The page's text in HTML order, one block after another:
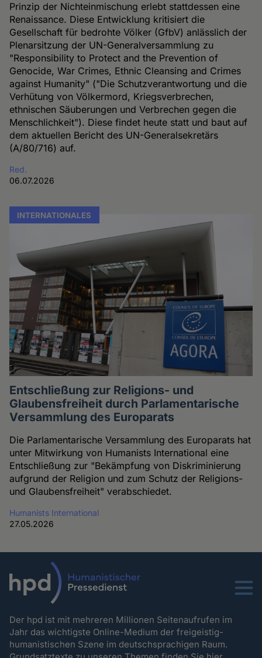
Prinzip der Nichteinmischung erlebt stattdessen eine
Renaissance. Diese Entwicklung kritisiert die
Gesellschaft für bedrohte Völker (GfbV) anlässlich der
Plenarsitzung der UN-Generalversammlung zu
"Responsibility to Protect and the Prevention of
Genocide, War Crimes, Ethnic Cleansing and Crimes
against Humanity" ("Die Schutzverantwortung und die
Verhütung von Völkermord, Kriegsverbrechen,
ethnischen Säuberungen und Verbrechen gegen die
Menschlichkeit"). Diese findet heute statt und baut auf
dem aktuellen Bericht des UN-Generalsekretärs
(A/80/716) auf.
Red.
06.07.2026
INTERNATIONALES
Entschließung zur Religions- und
Glaubensfreiheit durch Parlamentarische
Versammlung des Europarats
Die Parlamentarische Versammlung des Europarats hat
unter Mitwirkung von Humanists International eine
Entschließung zur "Bekämpfung von Diskriminierung
aufgrund der Religion und zum Schutz der Religions-
und Glaubensfreiheit" verabschiedet.
Humanists International
27.05.2026
Menu
Der hpd ist mit mehreren Millionen Seitenaufrufen im
Jahr das wichtigste Online-Medium der freigeistig-
humanistischen Szene im deutschsprachigen Raum.